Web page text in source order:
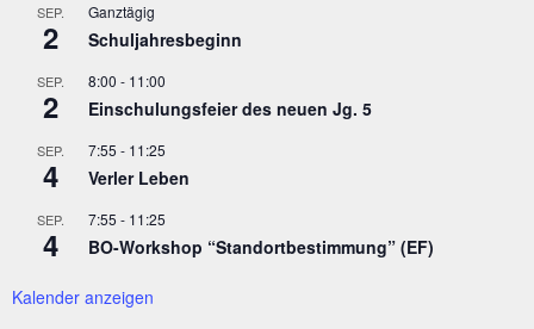
SEP.
2
Ganztägig
Schuljahresbeginn
SEP.
2
8:00 - 11:00
Einschulungsfeier des neuen Jg. 5
SEP.
4
7:55 - 11:25
Verler Leben
SEP.
4
7:55 - 11:25
BO-Workshop “Standortbestimmung” (EF)
Kalender anzeigen